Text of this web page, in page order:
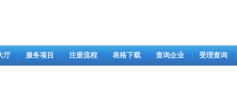
厅 服务项目 注册流程 表格下载 查询企业 受理查询